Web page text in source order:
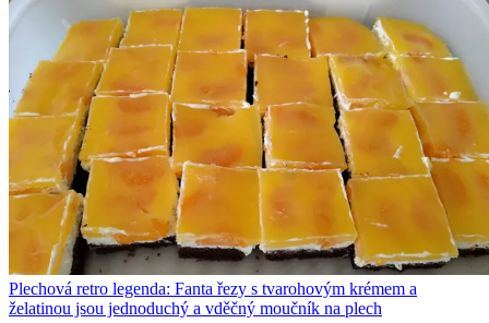
Plechová retro legenda: Fanta řezy s tvarohovým krémem a
želatinou jsou jednoduchý a vděčný moučník na plech